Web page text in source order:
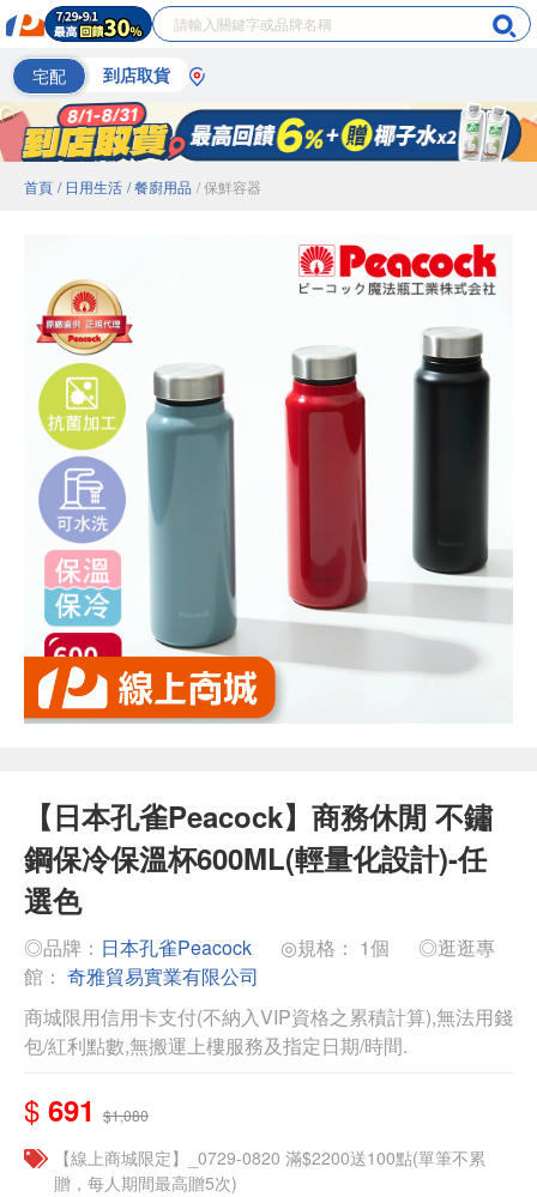
宅配 到店取貨
首頁 / 日用生活 / 餐廚用品 / 保鮮容器
【日本孔雀Peacock】商務休閒 不鏽
鋼保冷保溫杯600ML(輕量化設計)-任
選色
◎品牌： 日本孔雀Peacock ◎規格： 1個
◎逛逛專
館： 奇雅貿易實業有限公司
商城限用信用卡支付(不納入VIP資格之累積計算),無法用錢
包/紅利點數,無搬運上樓服務及指定日期/時間.
$ 691 $1,080
【線上商城限定】_0729-0820 滿$2200送100點(單筆不累
贈，每人期間最高贈5次)